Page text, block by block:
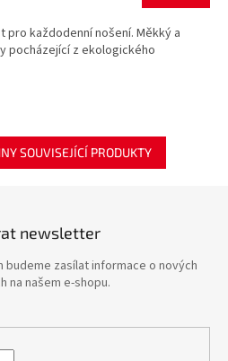
pro každodenní nošení. Měkký a
pocházející z ekologického
SOUVISEJÍCÍ PRODUKTY
newsletter
budeme zasílat informace o nových
na našem e-shopu.